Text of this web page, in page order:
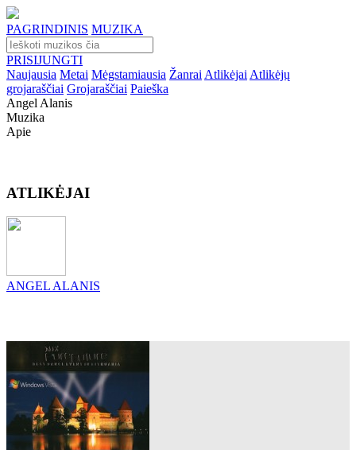
PAGRINDINIS MUZIKA
PRISIJUNGTI
Naujausia Metai Mėgstamiausia Žanrai Atlikėjai Atlikėjų
grojaraščiai Grojaraščiai Paieška
Angel Alanis
Muzika
Apie
ATLIKĖJAI
ANGEL ALANIS